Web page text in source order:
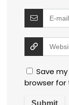
Save
browser